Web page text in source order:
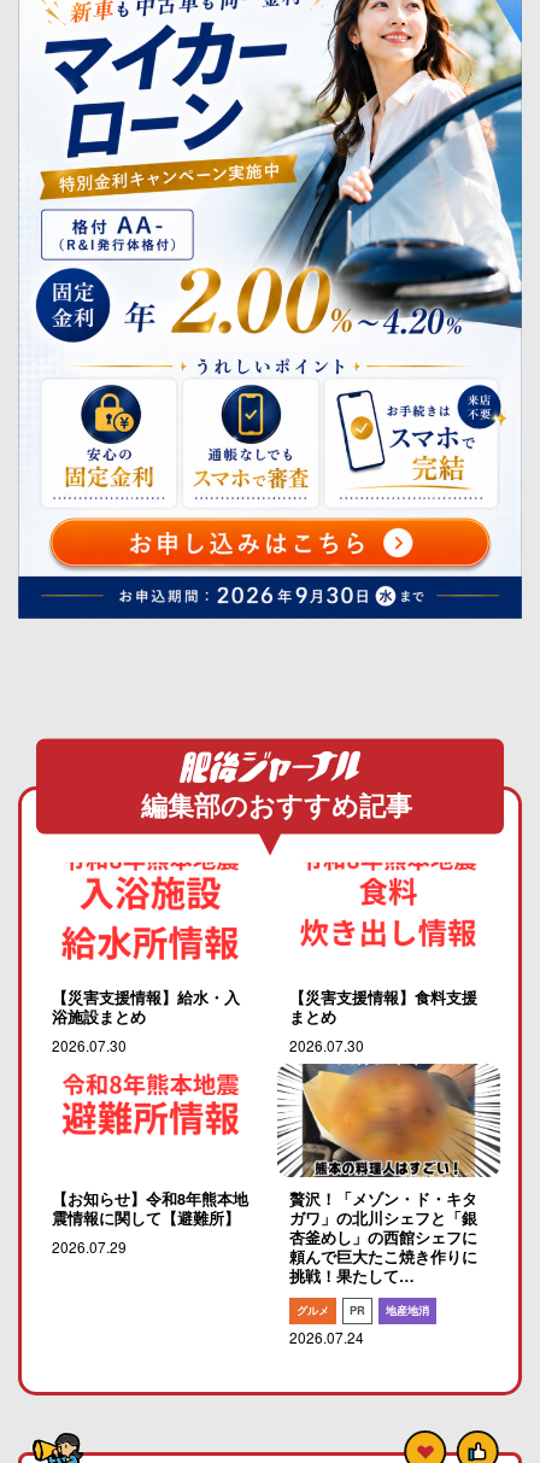
編集部のおすすめ記事
【災害支援情報】給水・入
浴施設まとめ
2026.07.30
【災害支援情報】食料支援
まとめ
2026.07.30
【お知らせ】令和8年熊本地
震情報に関して【避難所】
2026.07.29
贅沢！「メゾン・ド・キタ
ガワ」の北川シェフと「銀
杏釜めし」の西館シェフに
頼んで巨大たこ焼き作りに
挑戦！果たして…
グルメ PR 地産地消
2026.07.24